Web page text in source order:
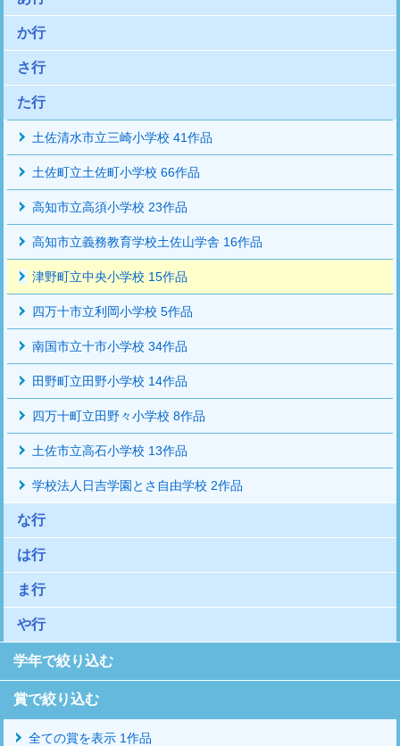
か行
さ行
た行
土佐清水市立三崎小学校 41作品
土佐町立土佐町小学校 66作品
高知市立高須小学校 23作品
高知市立義務教育学校土佐山学舎 16作品
津野町立中央小学校 15作品
四万十市立利岡小学校 5作品
南国市立十市小学校 34作品
田野町立田野小学校 14作品
四万十町立田野々小学校 8作品
土佐市立高石小学校 13作品
学校法人日吉学園とさ自由学校 2作品
な行
は行
ま行
や行
学年で絞り込む
賞で絞り込む
全ての賞を表示 1作品